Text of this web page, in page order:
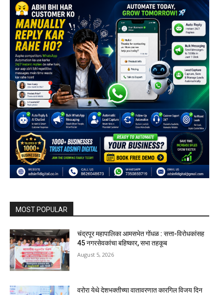
MOST POPULAR
चंद्रपूर महापालिका आमसभेत गोंधळ : सत्ता-विरोधकांसह
45 नगरसेवकांचा बहिष्कार, सभा तहकूब
August 5, 2026
वरोरा येथे देशभक्तीच्या वातावरणात कारगिल विजय दिन